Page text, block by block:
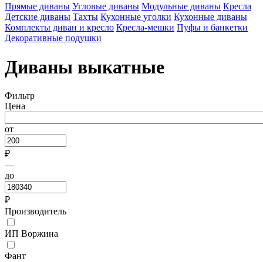
Прямые диваны Угловые диваны Модульные диваны Кресла
Детские диваны Тахты Кухонные уголки Кухонные диваны
Комплекты диван и кресло Кресла-мешки Пуфы и банкетки
Декоративные подушки
Диваны выкатные
Фильтр
Цена
от
₽
—
до
₽
Производитель
ИП Воржина
Фант